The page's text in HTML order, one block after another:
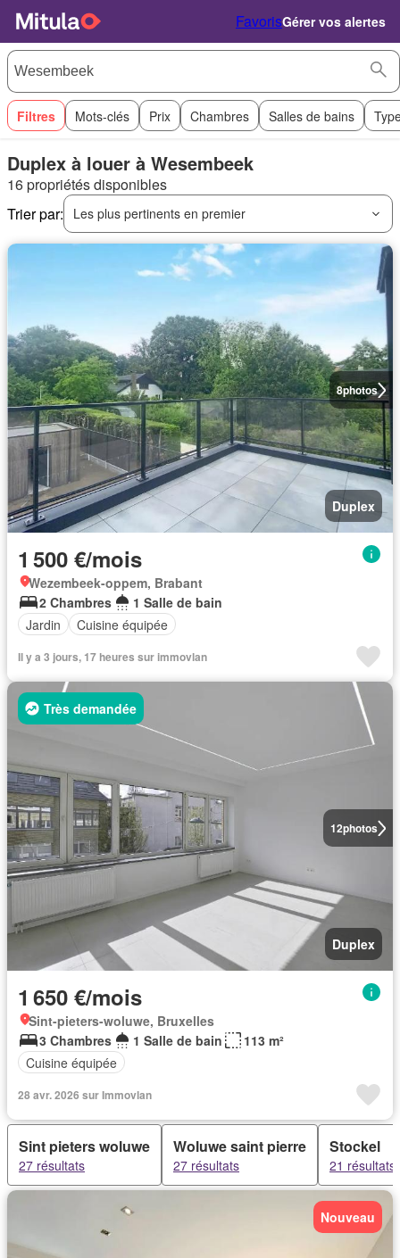
FavorisGérer vos alertes
Filtres Mots-clés Prix Chambres Salles de bains
Duplex à louer à Wesembeek
16 propriétés disponibles
Trier par:
Les plus pertinents en premier
8photos
Duplex
1 500 €/mois
Wezembeek-oppem, Brabant
2 Chambres
1 Salle de bain
Jardin
Cuisine équipée
Il y a 3 jours, 17 heures sur immovlan
12photos
Très demandée
Duplex
1 650 €/mois
Sint-pieters-woluwe, Bruxelles
3 Chambres
1 Salle de bain
113 m²
Cuisine équipée
28 avr. 2026 sur Immovlan
Sint pieters woluwe
27 résultats
Woluwe saint pierre
27 résultats
Stockel
21 résultats
Nouveau